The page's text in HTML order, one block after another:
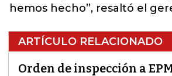
hemos hecho”, resaltó el
ARTÍCULO RELACIONADO
Orden de inspección a